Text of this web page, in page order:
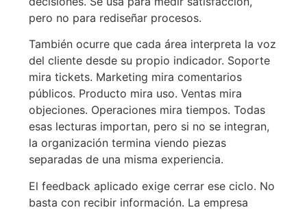
pero no para rediseñar procesos.
También ocurre que cada área interpreta la voz
del cliente desde su propio indicador. Soporte
mira tickets. Marketing mira comentarios
públicos. Producto mira uso. Ventas mira
objeciones. Operaciones mira tiempos. Todas
esas lecturas importan, pero si no se integran,
la organización termina viendo piezas
separadas de una misma experiencia.
El feedback aplicado exige cerrar ese ciclo. No
basta con recibir información. La empresa